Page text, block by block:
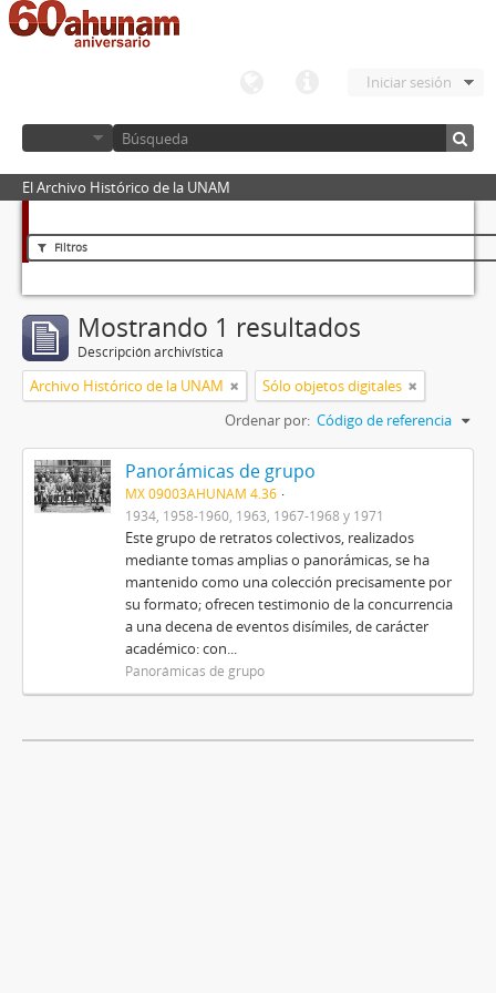
Iniciar sesión
El Archivo Histórico de la UNAM
Filtros
Mostrando 1 resultados
Descripción archivística
Archivo Histórico de la UNAM
Sólo objetos digitales
Ordenar por: Código de referencia
Panorámicas de grupo
MX 09003AHUNAM 4.36
1934, 1958-1960, 1963, 1967-1968 y 1971
Este grupo de retratos colectivos, realizados
mediante tomas amplias o panorámicas, se ha
mantenido como una colección precisamente por
su formato; ofrecen testimonio de la concurrencia
a una decena de eventos disímiles, de carácter
académico: con...
Panorámicas de grupo